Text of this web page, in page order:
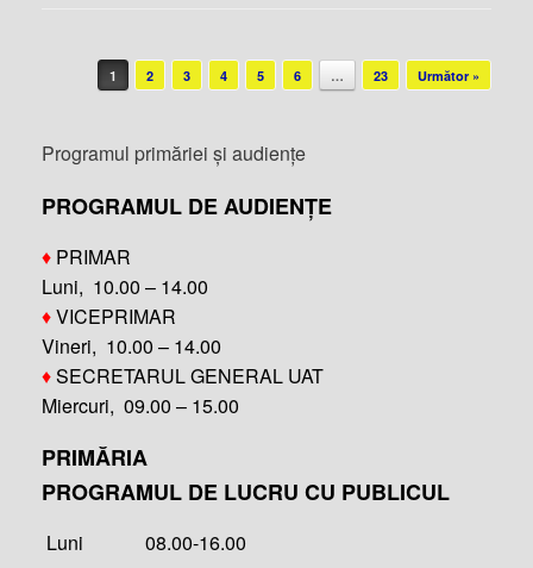
Post navigation
1 2 3 4 5 6 … 23 Următor »
Programul primăriei și audiențe
PROGRAMUL DE AUDIENȚE
♦ PRIMAR
Luni, 10.00 – 14.00
♦VICEPRIMAR
Vineri, 10.00 – 14.00
♦SECRETARUL GENERAL UAT
Miercuri, 09.00 – 15.00
PRIMĂRIA
PROGRAMUL DE LUCRU CU PUBLICUL
Luni 08.00-16.00